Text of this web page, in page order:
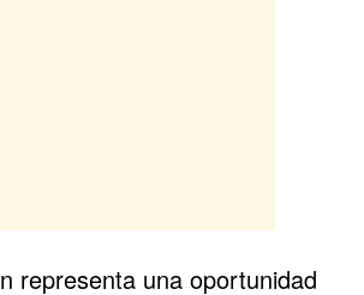
representa una oportunidad